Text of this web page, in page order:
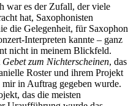
war es der Zufall, der viele
hat, Saxophonisten
die Gelegenheit, für Saxophon
Interpreten kannte – ganz
nicht in meinem Blickfeld.
Gebet zum Nichterscheinen, das
Roster und ihrem Projekt
mir in Auftrag gegeben wurde.
das die meisten